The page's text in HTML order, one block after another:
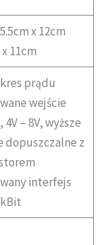
x 12cm
11cm
prądu
wejście
– 8V, wyższe
dopuszczalne z
interfejs